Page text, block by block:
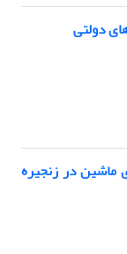
دولتی
ماشین در زنجیره